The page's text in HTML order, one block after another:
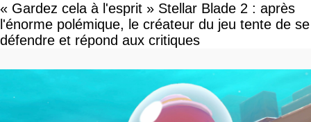
« Gardez cela à l'esprit » Stellar Blade 2 : après
l'énorme polémique, le créateur du jeu tente de se
défendre et répond aux critiques